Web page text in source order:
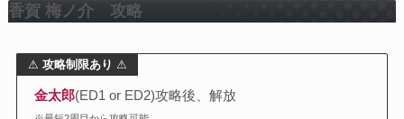
香賀 梅ノ介 攻略
⚠ 攻略制限あり ⚠
金太郎(ED1 or ED2)攻略後、解放